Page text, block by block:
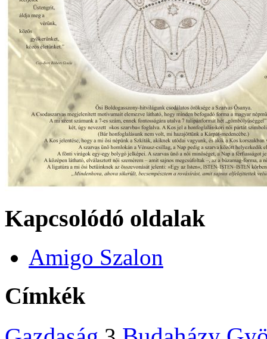
Kapcsolódó oldalak
Amigo Szalon
Címkék